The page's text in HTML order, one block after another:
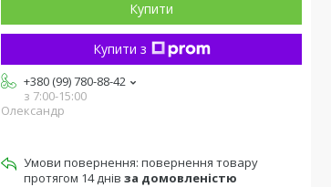
Купити
Купити з
+380 (99) 780-88-42
з 7:00-15:00
Олександр
повернення товару
протягом 14 днів за домовленістю